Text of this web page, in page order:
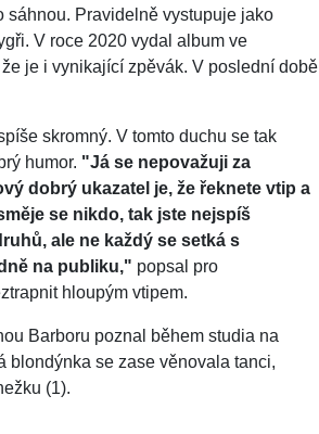
sáhnou. Pravidelně vystupuje jako
V roce 2020 vydal album ve
je i vynikající zpěvák. V poslední době
skromný. V tomto duchu se tak
humor. "Já se nepovažuji za
dobrý ukazatel je, že řeknete vtip a
se nikdo, tak jste nejspíš
ale ne každý se setká s
na publiku," popsal pro
hloupým vtipem.
Barboru poznal během studia na
blondýnka se zase věnovala tanci,
(1).